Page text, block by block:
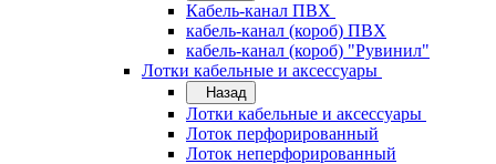
Кабель-канал ПВХ
кабель-канал (короб) ПВХ
кабель-канал (короб) "Рувинил"
Лотки кабельные и аксессуары
Назад
Лотки кабельные и аксессуары
Лоток перфорированный
Лоток неперфорированный